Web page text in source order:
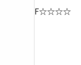
F☆☆☆☆